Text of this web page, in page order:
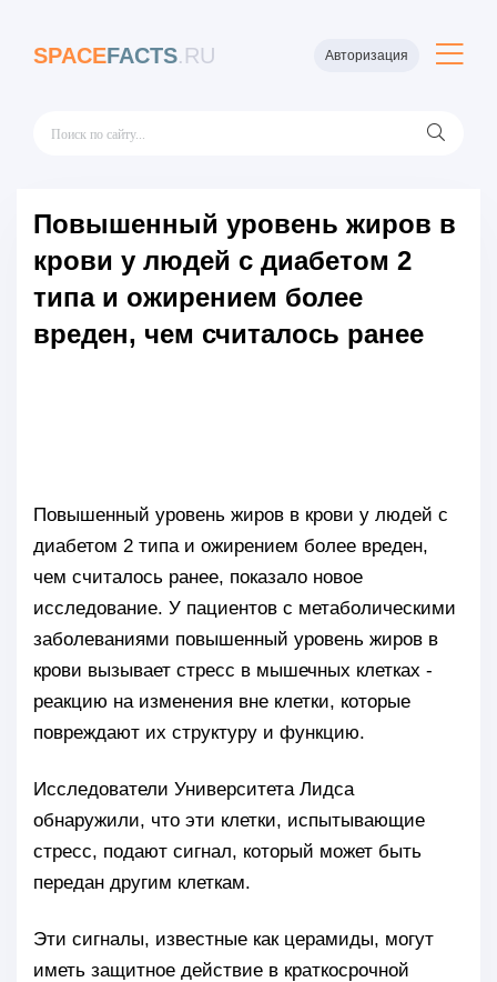
SPACEFACTS.RU Авторизация
Повышенный уровень жиров в
крови у людей с диабетом 2
типа и ожирением более
вреден, чем считалось ранее
Повышенный уровень жиров в крови у людей с
диабетом 2 типа и ожирением более вреден,
чем считалось ранее, показало новое
исследование. У пациентов с метаболическими
заболеваниями повышенный уровень жиров в
крови вызывает стресс в мышечных клетках -
реакцию на изменения вне клетки, которые
повреждают их структуру и функцию.
Исследователи Университета Лидса
обнаружили, что эти клетки, испытывающие
стресс, подают сигнал, который может быть
передан другим клеткам.
Эти сигналы, известные как церамиды, могут
иметь защитное действие в краткосрочной